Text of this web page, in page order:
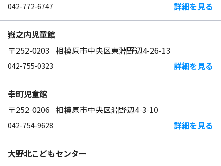
042-772-6747 詳細を見る
嶽之内児童館
〒252-0203 相模原市中央区東淵野辺4-26-13
042-755-0323 詳細を見る
幸町児童館
〒252-0206 相模原市中央区淵野辺4-3-10
042-754-9628 詳細を見る
大野北こどもセンター